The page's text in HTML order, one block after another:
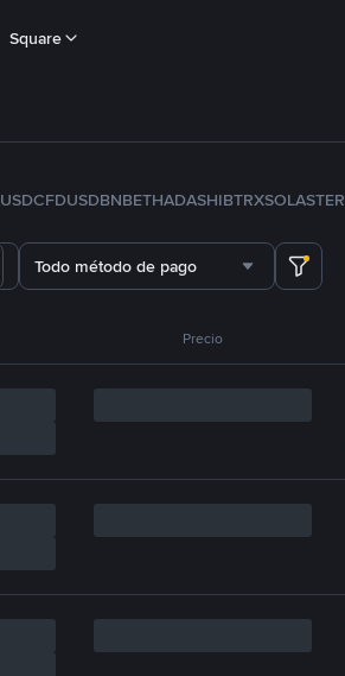
Square
USDCFDUSDBNBETHADASHIBTRXSOLASTER
Todo método de pago
Precio